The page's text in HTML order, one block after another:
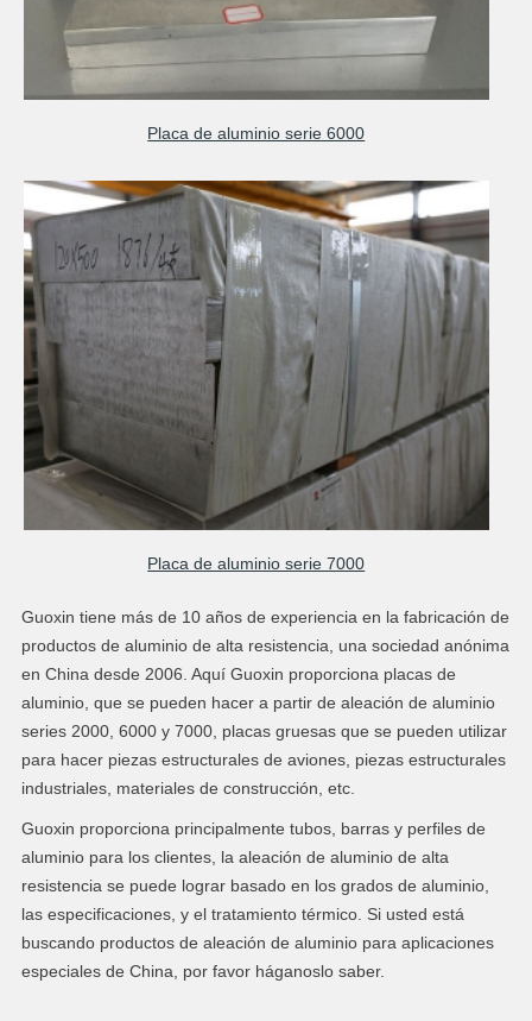
Placa de aluminio serie 6000
Placa de aluminio serie 7000
Guoxin tiene más de 10 años de experiencia en la fabricación de
productos de aluminio de alta resistencia, una sociedad anónima
en China desde 2006. Aquí Guoxin proporciona placas de
aluminio, que se pueden hacer a partir de aleación de aluminio
series 2000, 6000 y 7000, placas gruesas que se pueden utilizar
para hacer piezas estructurales de aviones, piezas estructurales
industriales, materiales de construcción, etc.
Guoxin proporciona principalmente tubos, barras y perfiles de
aluminio para los clientes, la aleación de aluminio de alta
resistencia se puede lograr basado en los grados de aluminio,
las especificaciones, y el tratamiento térmico. Si usted está
buscando productos de aleación de aluminio para aplicaciones
especiales de China, por favor háganoslo saber.